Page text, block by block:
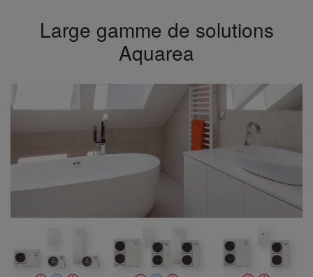
Large gamme de solutions
Aquarea